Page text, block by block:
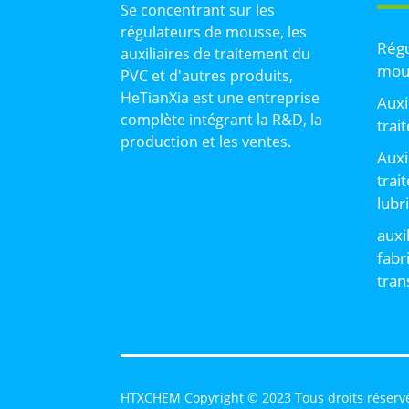
Se concentrant sur les
régulateurs de mousse, les
auxiliaires de traitement du
PVC et d'autres produits,
HeTianXia est une entreprise
complète intégrant la R&D, la
production et les ventes.
HTXCHEM Copyright © 2023 Tous droits